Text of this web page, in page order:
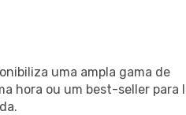
uma ampla gama de
hora ou um best-seller para